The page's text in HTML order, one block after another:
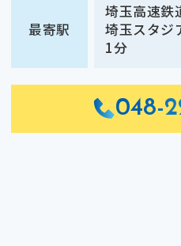
最寄駅
埼玉高速鉄
埼玉スタジ
1分
048-